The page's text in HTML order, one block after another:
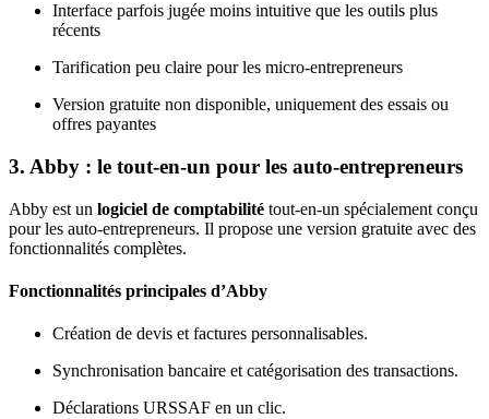
Interface parfois jugée moins intuitive que les outils plus
récents
Tarification peu claire pour les micro-entrepreneurs
Version gratuite non disponible, uniquement des essais ou
offres payantes
3. Abby : le tout-en-un pour les auto-entrepreneurs
Abby est un logiciel de comptabilité tout-en-un spécialement conçu
pour les auto-entrepreneurs. Il propose une version gratuite avec des
fonctionnalités complètes.
Fonctionnalités principales d’Abby
Création de devis et factures personnalisables.
Synchronisation bancaire et catégorisation des transactions.
Déclarations URSSAF en un clic.